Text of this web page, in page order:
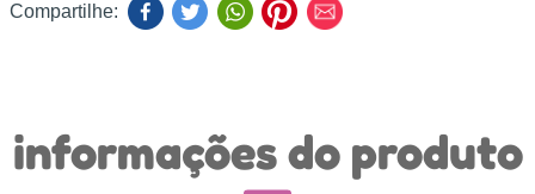
Compartilhe:
informações do produto